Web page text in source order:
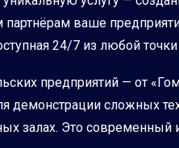
ваше
24/7 из любой
предприятий — от
демонстрации сложных
залах. Это